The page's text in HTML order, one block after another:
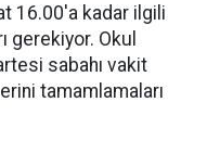
16.00'a kadar ilgili
gerekiyor. Okul
sabahı vakit
tamamlamaları